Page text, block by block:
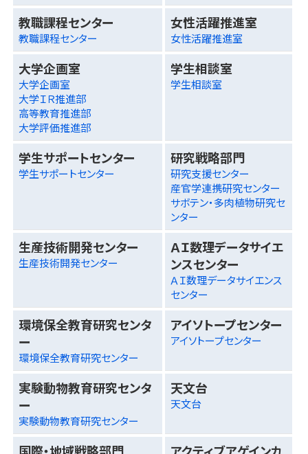
教職課程センター
教職課程センター
女性活躍推進室
女性活躍推進室
大学企画室
大学企画室
大学ＩＲ推進部
高等教育推進部
大学評価推進部
学生相談室
学生相談室
学生サポートセンター
学生サポートセンター
研究戦略部門
研究支援センター
産官学連携研究センター
サボテン・多肉植物研究セ
ンター
生産技術開発センター
生産技術開発センター
ＡＩ数理データサイエ
ンスセンター
ＡＩ数理データサイエンス
センター
環境保全教育研究センタ
ー
環境保全教育研究センター
アイソトープセンター
アイソトープセンター
実験動物教育研究センタ
ー
実験動物教育研究センター
天文台
天文台